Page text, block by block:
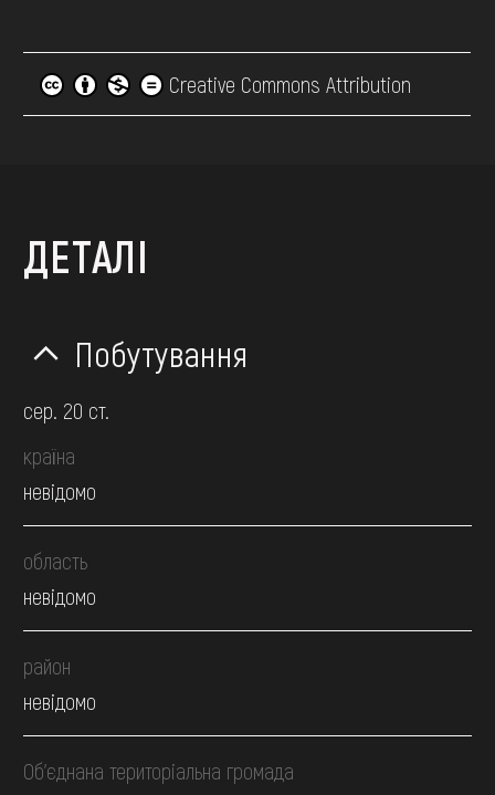
Creative Commons Attribution
ДЕТАЛІ
Побутування
сер. 20 ст.
країна
невідомо
область
невідомо
район
невідомо
Об’єднана територіальна громада